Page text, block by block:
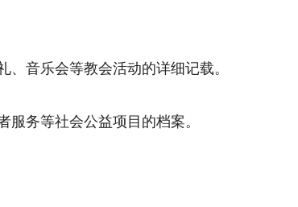
音乐会等教会活动的详细记载。
务等社会公益项目的档案。